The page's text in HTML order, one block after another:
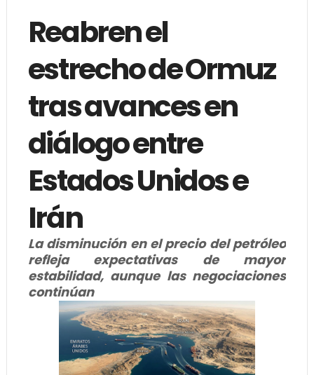
Reabren el
estrecho de Ormuz
tras avances en
diálogo entre
Estados Unidos e
Irán
La disminución en el precio del petróleo
refleja expectativas de mayor
estabilidad, aunque las negociaciones
continúan